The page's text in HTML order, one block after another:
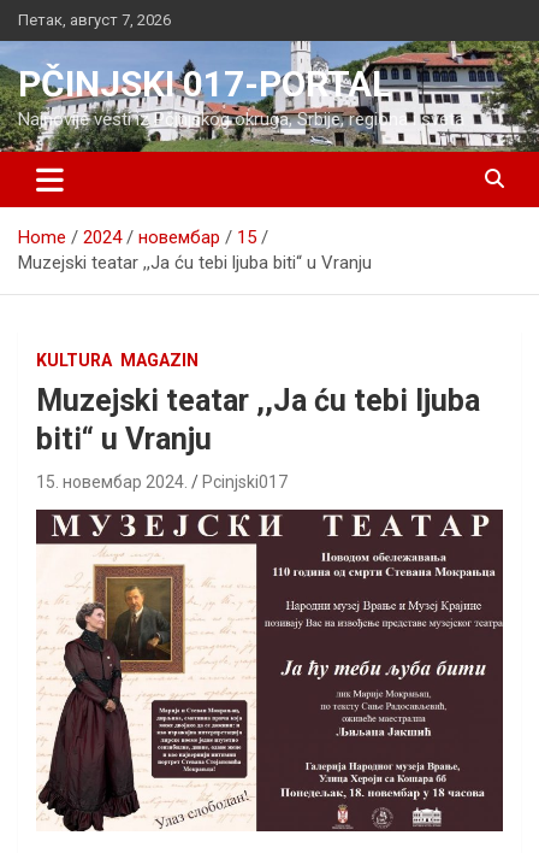
Skip
to
content
Петак, август 7, 2026
PČINJSKI 017-PORTAL
Najnovije vesti iz Pčinjskog okruga, Srbije, regiona i sveta
Home 2024 новембар
15
Muzejski teatar ,,Ja ću tebi ljuba biti“ u Vranju
KULTURA MAGAZIN
Muzejski teatar ,,Ja ću tebi ljuba
biti“ u Vranju
15. новембар 2024. Pcinjski017